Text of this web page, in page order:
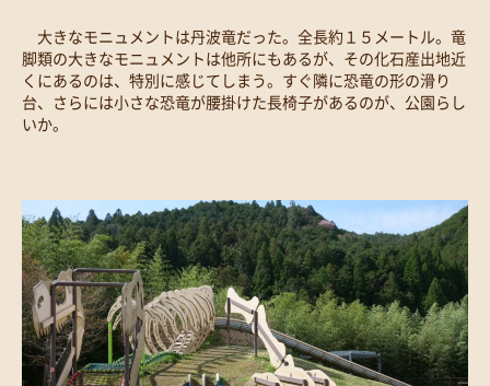
大きなモニュメントは丹波竜だった。全長約１５メートル。竜
脚類の大きなモニュメントは他所にもあるが、その化石産出地近
くにあるのは、特別に感じてしまう。すぐ隣に恐竜の形の滑り
台、さらには小さな恐竜が腰掛けた長椅子があるのが、公園らし
いか。